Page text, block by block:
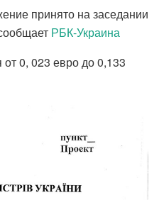
принято на заседании
РБК-Украина
от 0, 023 евро до 0,133